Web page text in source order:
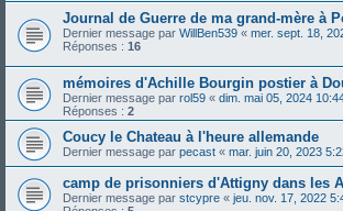
Journal de Guerre de ma grand-mère à
Dernier message par WillBen539 « mer. sept. 18,
Réponses : 16
mémoires d'Achille Bourgin postier à
Dernier message par rol59 « dim. mai 05, 2024
Réponses : 2
Coucy le Chateau à l'heure allemande
Dernier message par pecast « mar. juin 20, 2023
camp de prisonniers d'Attigny dans les
Dernier message par stcypre « jeu. nov. 17, 2022